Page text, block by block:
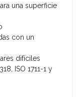
una superficie
con un
difíciles
ISO 1711-1 y